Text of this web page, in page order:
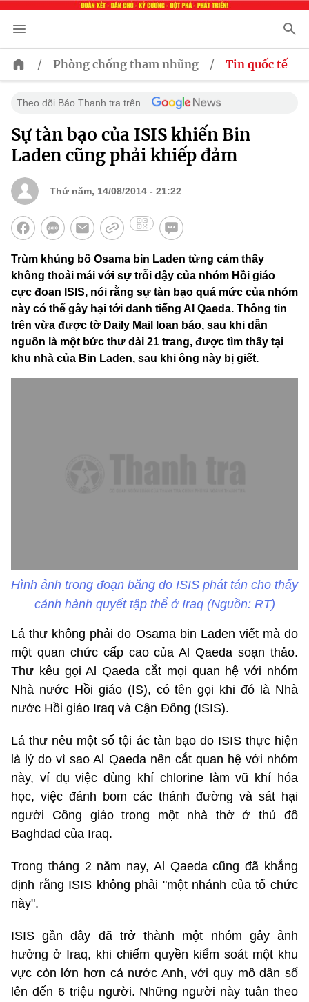
/ Phòng chống tham nhũng / Tin quốc tế
Theo dõi Báo Thanh tra trên
Sự tàn bạo của ISIS khiến Bin
Laden cũng phải khiếp đảm
Thứ năm, 14/08/2014 - 21:22
Trùm khủng bố Osama bin Laden từng cảm thấy
không thoải mái với sự trỗi dậy của nhóm Hồi giáo
cực đoan ISIS, nói rằng sự tàn bạo quá mức của nhóm
này có thể gây hại tới danh tiếng Al Qaeda. Thông tin
trên vừa được tờ Daily Mail loan báo, sau khi dẫn
nguồn là một bức thư dài 21 trang, được tìm thấy tại
khu nhà của Bin Laden, sau khi ông này bị giết.
Hình ảnh trong đoạn băng do ISIS phát tán cho thấy
cảnh hành quyết tập thể ở Iraq (Nguồn: RT)
Lá thư không phải do Osama bin Laden viết mà do
một quan chức cấp cao của Al Qaeda soạn thảo.
Thư kêu gọi Al Qaeda cắt mọi quan hệ với nhóm
Nhà nước Hồi giáo (IS), có tên gọi khi đó là Nhà
nước Hồi giáo Iraq và Cận Đông (ISIS).
Lá thư nêu một số tội ác tàn bạo do ISIS thực hiện
là lý do vì sao Al Qaeda nên cắt quan hệ với nhóm
này, ví dụ việc dùng khí chlorine làm vũ khí hóa
học, việc đánh bom các thánh đường và sát hại
người Công giáo trong một nhà thờ ở thủ đô
Baghdad của Iraq.
Trong tháng 2 năm nay, Al Qaeda cũng đã khẳng
định rằng ISIS không phải "một nhánh của tổ chức
này".
ISIS gần đây đã trở thành một nhóm gây ảnh
hưởng ở Iraq, khi chiếm quyền kiểm soát một khu
vực còn lớn hơn cả nước Anh, với quy mô dân số
lên đến 6 triệu người. Những người này tuân theo